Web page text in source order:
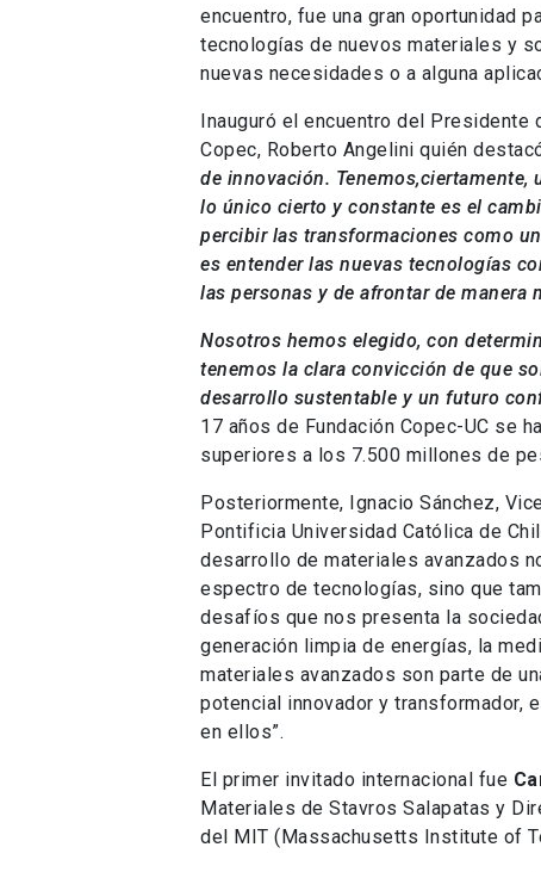
encuentro, fue una gran oportunidad
tecnologías de nuevos materiales y
nuevas necesidades o a alguna
Inauguró el encuentro del Presidente
Copec, Roberto Angelini quién
de innovación. Tenemos,ciertamente,
lo único cierto y constante es el
percibir las transformaciones como
es entender las nuevas tecnologías
las personas y de afrontar de
Nosotros hemos elegido, con
tenemos la clara convicción de que
desarrollo sustentable y un futuro
17 años de Fundación Copec-UC se
superiores a los 7.500 millones de
Posteriormente, Ignacio Sánchez,
Pontificia Universidad Católica de
desarrollo de materiales avanzados
espectro de tecnologías, sino que
desafíos que nos presenta la
generación limpia de energías, la
materiales avanzados son parte de
potencial innovador y transformador,
en ellos”.
El primer invitado internacional fue
Materiales de Stavros Salapatas y
del MIT (Massachusetts Institute of